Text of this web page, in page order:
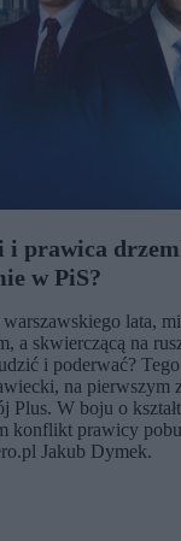
i prawica
w PiS?
lata,
a skwierczącą na
i poderwać? Tego
na pierwszym
Plus. W boju o
konflikt prawicy
Jakub Dymek.